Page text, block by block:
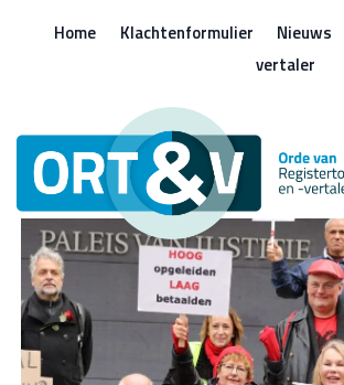
Home Klachtenformulier Nieuws
vertaler